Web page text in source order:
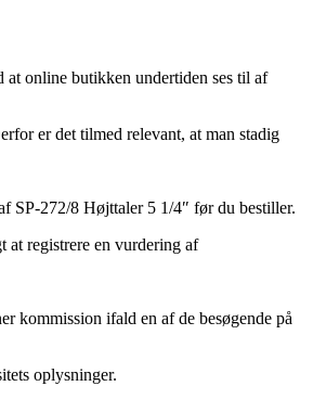
online butikken undertiden ses til af
er det tilmed relevant, at man stadig
SP-272/8 Højttaler 5 1/4″ før du bestiller.
at registrere en vurdering af
kommission ifald en af de besøgende på
oplysninger.